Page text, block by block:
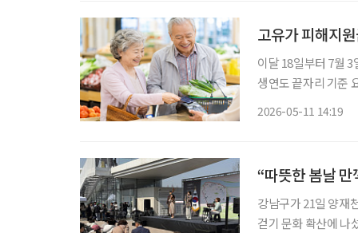
고유가 피해지
이달 18일부터 7월
생연도 끝자리 기준
2026-05-11 14:19
“따뜻한 봄날 만
강남구가 21일 양재
걷기 문화 확산에 나